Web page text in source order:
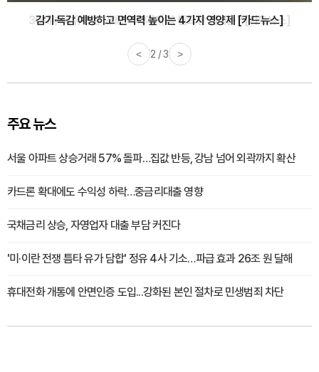
감기·독감 예방하고 면역력 높이는 4가지 영양제 [카드뉴스]
< 3 / 3 >
주요 뉴스
서울 아파트 상승거래 57% 돌파…집값 반등, 강남 넘어 외곽까지 확산
카드론 확대에도 수익성 하락…중금리대출 영향
국채금리 상승, 자영업자 대출 부담 커진다
'미·이란 전쟁 틈타 유가 담합' 정유 4사 기소…파급 효과 26조 원 달해
휴대전화 개통에 안면인증 도입...강화된 본인 절차로 민생범죄 차단